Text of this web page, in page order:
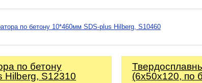
по бетону 10*460мм SDS-plus Hilberg, S10460
по бетону
Hilberg, S12310
(6х50х120, по